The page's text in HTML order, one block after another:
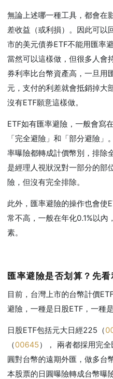
無論上述哪一種工具，都會在
差收益（或利損）。因此可以
市的美元債券ETF不能用匯率
當然可以這樣做，但很多人會
券利率比台幣資產高，一旦用
元，支付的利差就會抵銷掉大
沒有ETF願意這樣做。
ETF如有匯率避險，一般會寫
「完全避險」和「部分避險
率曝險都轉成計價幣別，排除
是經理人視狀況對一部分的部
險，但沒有完全排除。
此外，匯率避險的操作也會使
常不高，一般在年化0.1%以內
素。
匯率避險是否划算？先
目前，台灣上市的台幣計價
避險，一種是日股ETF，一種
日股ETF包括元大日經225（
（00645）， 兩者都採用完
圓對台幣的遠期外匯，做多台
本股票的日圓曝險轉成台幣曝